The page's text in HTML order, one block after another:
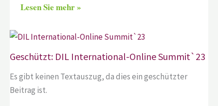
Lesen Sie mehr »
Geschützt: DIL International-Online Summit`23
Es gibt keinen Textauszug, da dies ein geschützter
Beitrag ist.